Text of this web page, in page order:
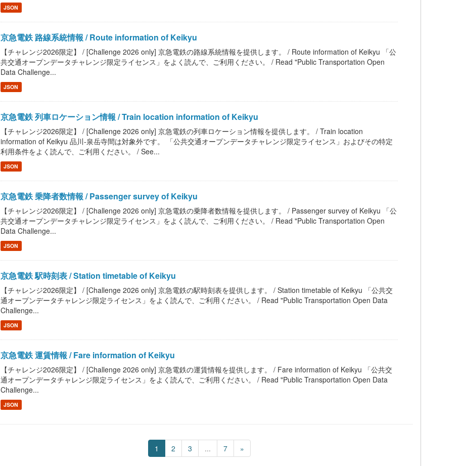
JSON
京急電鉄 路線系統情報 / Route information of Keikyu
【チャレンジ2026限定】 / [Challenge 2026 only] 京急電鉄の路線系統情報を提供します。 / Route information of Keikyu 「公
共交通オープンデータチャレンジ限定ライセンス」をよく読んで、ご利用ください。 / Read "Public Transportation Open
Data Challenge...
JSON
京急電鉄 列車ロケーション情報 / Train location information of Keikyu
【チャレンジ2026限定】 / [Challenge 2026 only] 京急電鉄の列車ロケーション情報を提供します。 / Train location
information of Keikyu 品川-泉岳寺間は対象外です。 「公共交通オープンデータチャレンジ限定ライセンス」およびその特定
利用条件をよく読んで、ご利用ください。 / See...
JSON
京急電鉄 乗降者数情報 / Passenger survey of Keikyu
【チャレンジ2026限定】 / [Challenge 2026 only] 京急電鉄の乗降者数情報を提供します。 / Passenger survey of Keikyu 「公
共交通オープンデータチャレンジ限定ライセンス」をよく読んで、ご利用ください。 / Read "Public Transportation Open
Data Challenge...
JSON
京急電鉄 駅時刻表 / Station timetable of Keikyu
【チャレンジ2026限定】 / [Challenge 2026 only] 京急電鉄の駅時刻表を提供します。 / Station timetable of Keikyu 「公共交
通オープンデータチャレンジ限定ライセンス」をよく読んで、ご利用ください。 / Read "Public Transportation Open Data
Challenge...
JSON
京急電鉄 運賃情報 / Fare information of Keikyu
【チャレンジ2026限定】 / [Challenge 2026 only] 京急電鉄の運賃情報を提供します。 / Fare information of Keikyu 「公共交
通オープンデータチャレンジ限定ライセンス」をよく読んで、ご利用ください。 / Read "Public Transportation Open Data
Challenge...
JSON
1 2 3 ... 7 »